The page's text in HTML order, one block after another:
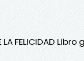
FELICIDAD